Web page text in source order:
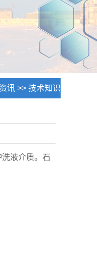
讯 >> 技术知识
液介质。石